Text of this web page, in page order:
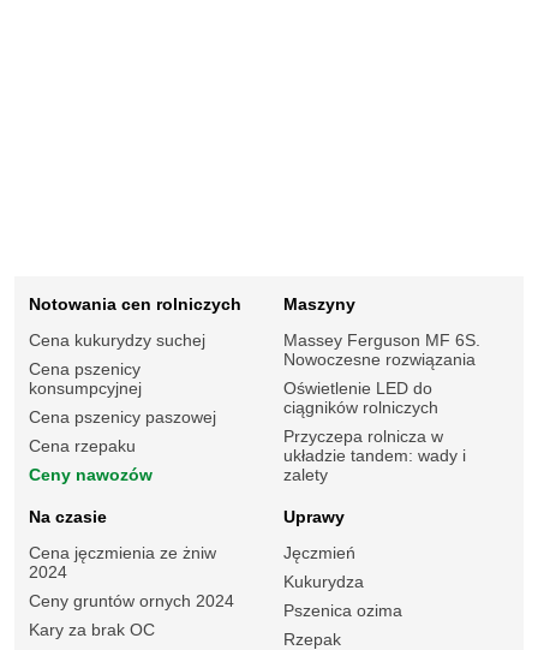
Notowania cen rolniczych
Cena kukurydzy suchej
Cena pszenicy
konsumpcyjnej
Cena pszenicy paszowej
Cena rzepaku
Ceny nawozów
Maszyny
Massey Ferguson MF 6S.
Nowoczesne rozwiązania
Oświetlenie LED do
ciągników rolniczych
Przyczepa rolnicza w
układzie tandem: wady i
zalety
Na czasie
Cena jęczmienia ze żniw
2024
Ceny gruntów ornych 2024
Kary za brak OC
Uprawy
Jęczmień
Kukurydza
Pszenica ozima
Rzepak